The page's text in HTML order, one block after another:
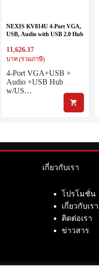
NEXIS KV814U 4-Port VGA,
USB, Audio with USB 2.0 Hub
11,626.17
บาท (รวมภาษี)
4-Port VGA+USB +
Audio +USB Hub
w/US…
เกี่ยวกับเรา
โปรโมชั่น
เกี่ยวกับเรา
ติดต่อเรา
ข่าวสาร